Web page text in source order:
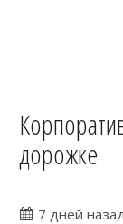
дорожке
7 дней